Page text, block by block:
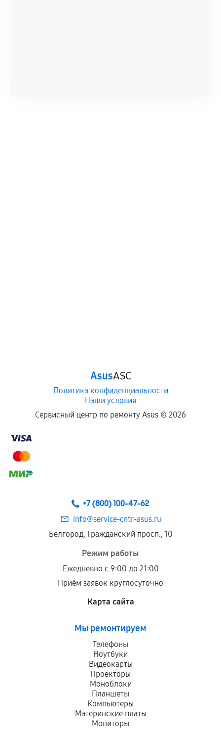
AsusASC
Политика конфиденциальности
Наши условия
Сервисный центр по ремонту Asus © 2026
+7 (800) 100-47-62
info@service-cntr-asus.ru
Белгород, Гражданский просп., 10
Режим работы
Ежедневно с 9:00 до 21:00
Приём заявок круглосуточно
Карта сайта
Мы ремонтируем
Телефоны
Ноутбуки
Видеокарты
Проекторы
Моноблоки
Планшеты
Компьютеры
Материнские платы
Мониторы